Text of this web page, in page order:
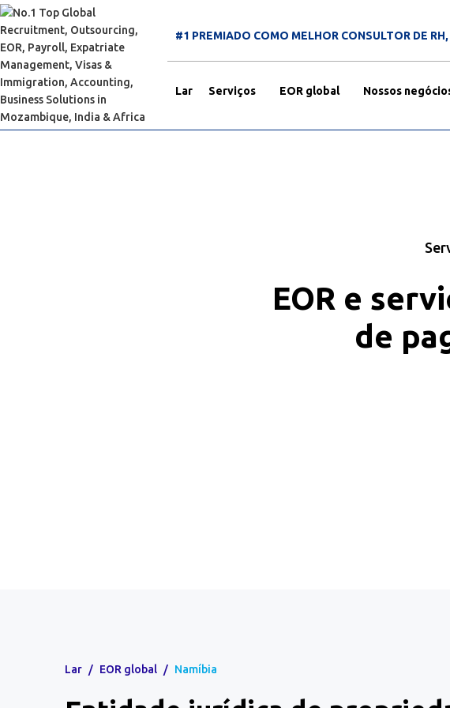
#1 PREMIADO COMO MELHOR CONSULTOR DE
Lar Serviços EOR global Nossos
EOR e
de
Lar / EOR global / Namíbia